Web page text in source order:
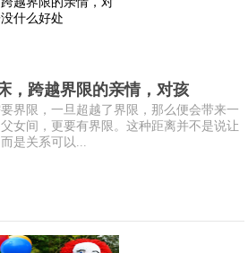
，跨越界限的亲情，对孩
界限，一旦超越了界限，那么便会带来一
女间，更要有界限。这种距离并不是说让
是关系可以...